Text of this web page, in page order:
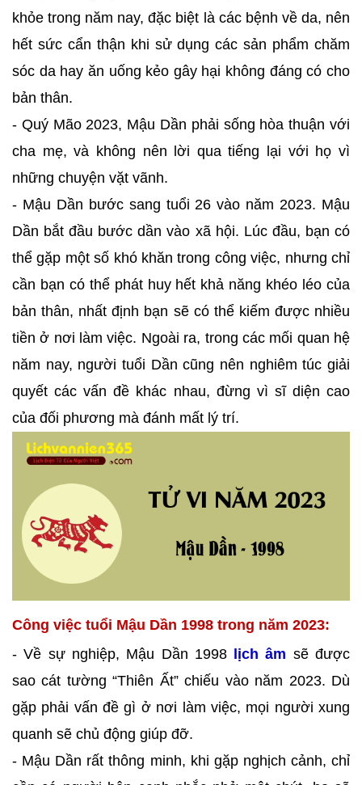
khỏe trong năm nay, đặc biệt là các bệnh về da, nên
hết sức cẩn thận khi sử dụng các sản phẩm chăm
sóc da hay ăn uống kẻo gây hại không đáng có cho
bản thân.
- Quý Mão 2023, Mậu Dần phải sống hòa thuận với
cha mẹ, và không nên lời qua tiếng lại với họ vì
những chuyện vặt vãnh.
- Mậu Dần bước sang tuổi 26 vào năm 2023. Mậu
Dần bắt đầu bước dần vào xã hội. Lúc đầu, bạn có
thể gặp một số khó khăn trong công việc, nhưng chỉ
cần bạn có thể phát huy hết khả năng khéo léo của
bản thân, nhất định bạn sẽ có thể kiếm được nhiều
tiền ở nơi làm việc. Ngoài ra, trong các mối quan hệ
năm nay, người tuổi Dần cũng nên nghiêm túc giải
quyết các vấn đề khác nhau, đừng vì sĩ diện cao
của đối phương mà đánh mất lý trí.
Công việc tuổi Mậu Dần 1998 trong năm 2023:
- Về sự nghiệp, Mậu Dần 1998
lịch âm sẽ được
sao cát tường “Thiên Ất” chiếu vào năm 2023. Dù
gặp phải vấn đề gì ở nơi làm việc, mọi người xung
quanh sẽ chủ động giúp đỡ.
- Mậu Dần rất thông minh, khi gặp nghịch cảnh, chỉ